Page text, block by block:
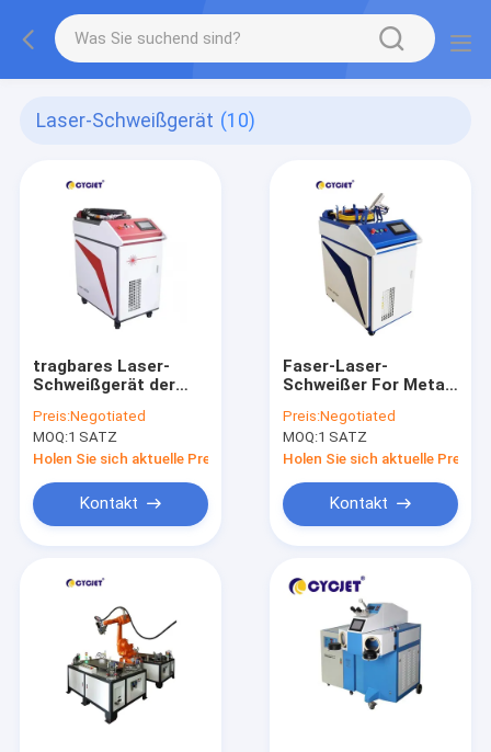
Laser-Schweißgerät (10)
tragbares Laser-
Schweißgerät der
Preis:Negotiated
MOQ:1 SATZ
Holen Sie sich aktuelle Preis
Kontakt
Faser-Laser-
Schweißer For Metal
Handschweißgerät-
1500w
Preis:Negotiated
MOQ:1 SATZ
Holen Sie sich aktuelle Preis
Kontakt